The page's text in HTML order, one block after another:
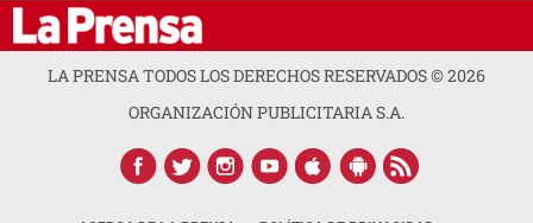
LA PRENSA TODOS LOS DERECHOS RESERVADOS ©2026
ORGANIZACIÓN PUBLICITARIA S.A.